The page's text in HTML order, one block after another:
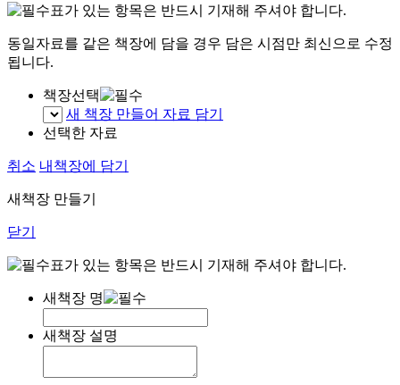
표가 있는 항목은 반드시 기재해 주셔야 합니다.
동일자료를 같은 책장에 담을 경우 담은 시점만 최신으로 수정
됩니다.
책장선택
새 책장 만들어 자료 담기
선택한 자료
취소 내책장에 담기
새책장 만들기
닫기
표가 있는 항목은 반드시 기재해 주셔야 합니다.
새책장 명
새책장 설명